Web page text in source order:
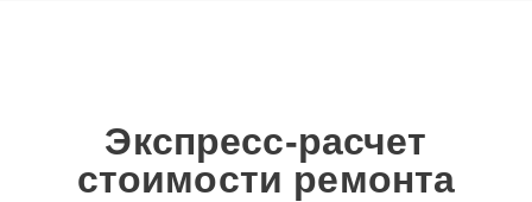
Экспресс-расчет
стоимости ремонта